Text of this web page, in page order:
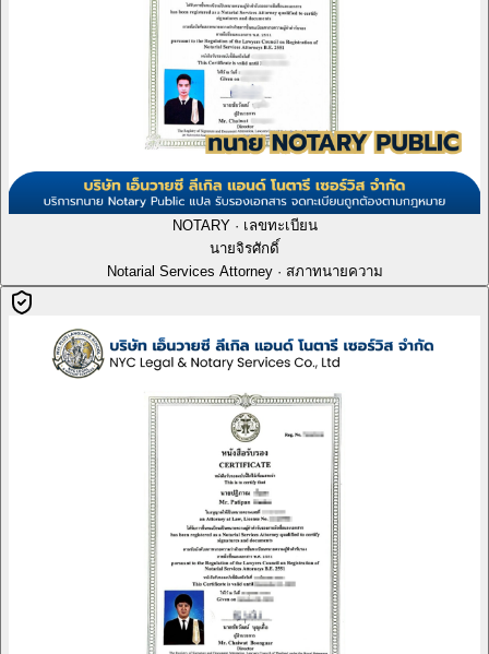
NOTARY · เลขทะเบียน
นายจิรศักดิ์
Notarial Services Attorney · สภาทนายความ